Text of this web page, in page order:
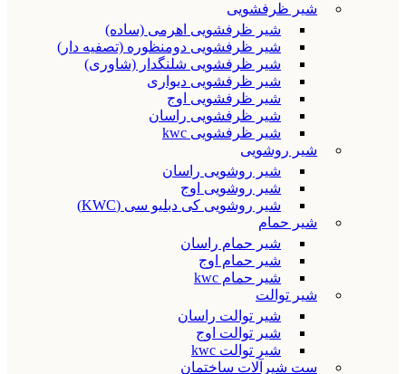
شیر ظرفشویی
شیر ظرفشویی اهرمی (ساده)
شیر ظرفشویی دومنظوره (تصفیه دار)
شیر ظرفشویی شلنگدار (شاوری)
شیر ظرفشویی دیواری
شیر ظرفشویی اوج
شیر ظرفشویی راسان
شیر ظرفشویی kwc
شیر روشویی
شیر روشویی راسان
شیر روشویی اوج
شیر روشویی کی دبلیو سی (KWC)
شیر حمام
شیر حمام راسان
شیر حمام اوج
شیر حمام kwc
شیر توالت
شیر توالت راسان
شیر توالت اوج
شیر توالت kwc
ست شیرآلات ساختمان